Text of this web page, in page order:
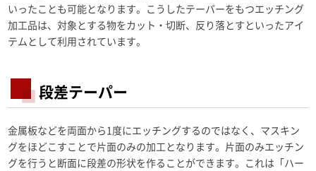
いったことも可能となります。こうしたテーパーをもつエッチング
加工品は、対象とする物をカット・切断、反り落とすといったアイ
テムとして利用されています。
段差テーパー
金属板などを両面から1度にエッチングするのではなく、マスキン
グをほどこすことで片面のみの加工となります。片面のみエッチン
グを行うと断面に段差の形状を作ることができます。これは「ハー